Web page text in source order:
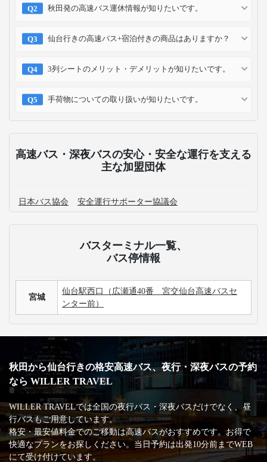
秋田発の高速バス運休情報が知りたいです。
仙台行きの高速バス+宿泊付きの商品はありますか？
3列シートのメリット・デメリットが知りたいです。
手荷物についての取り扱いが知りたいです。
高速バス・深夜バスの安心・安全な運行を支える
主な加盟団体
日本バス協会 安全運行サポーター協議会
バスターミナル一覧、
バス停情報
宮城
仙台駅西口（広瀬通40番 宮交仙台高速バスセ
ンター前）
秋田から仙台行きの格安高速バス、夜行・深夜バスの予約
なら WILLER TRAVEL
WILLER TRAVELでは全国の夜行バス・深夜バスだけでなく、昼
行バスもご用意しています。
格安・最安値料金でのご移動は高速バスがおすすめです。お得で
快適なプランをお探しください。当日予約は出発10分前までWEB
にて受け付けています。